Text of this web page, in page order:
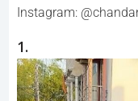
Instagram:
1.